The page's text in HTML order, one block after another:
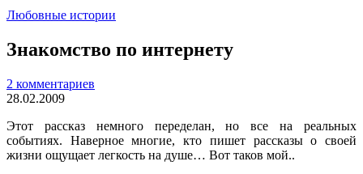
Любовные истории
Знакомство по интернету
2 комментариев
28.02.2009
Этот рассказ немного переделан, но все на реальных
событиях. Наверное многие, кто пишет рассказы о своей
жизни ощущает легкость на душе… Вот таков мой..